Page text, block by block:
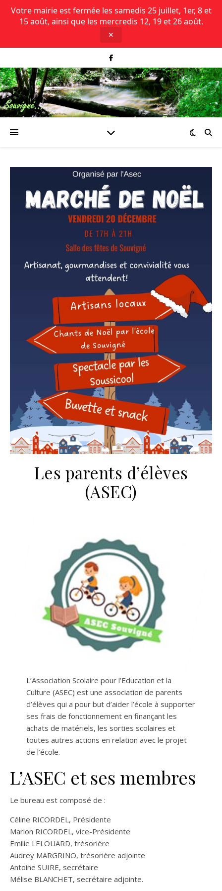
Votre mairie est fermée les samedis 25 juillet, 1er, 8 et
15 août, ainsi que les mercredis 12, 19 et 26 août.
✕
Les parents d’élèves
(ASEC)
L’Association Scolaire pour l’Education et la
Culture (ASEC) est une association de parents
d’élèves qui a pour but d’aider l’école à supporter
ses frais de fonctionnement en finançant les
achats de matériels, les sorties scolaires et
toutes autres actions en relation avec le projet
de l’école.
L’ASEC et ses membres
Le bureau est composé de :
Céline RICORDEL, Présidente
Marion RICORDEL, vice-Présidente
Emilie LELOUARD, trésorière
Audrey MARGRINO, trésorière adjointe
Antoine SUIRE, secrétaire
Mélise BLANCHET, secrétaire adjointe.